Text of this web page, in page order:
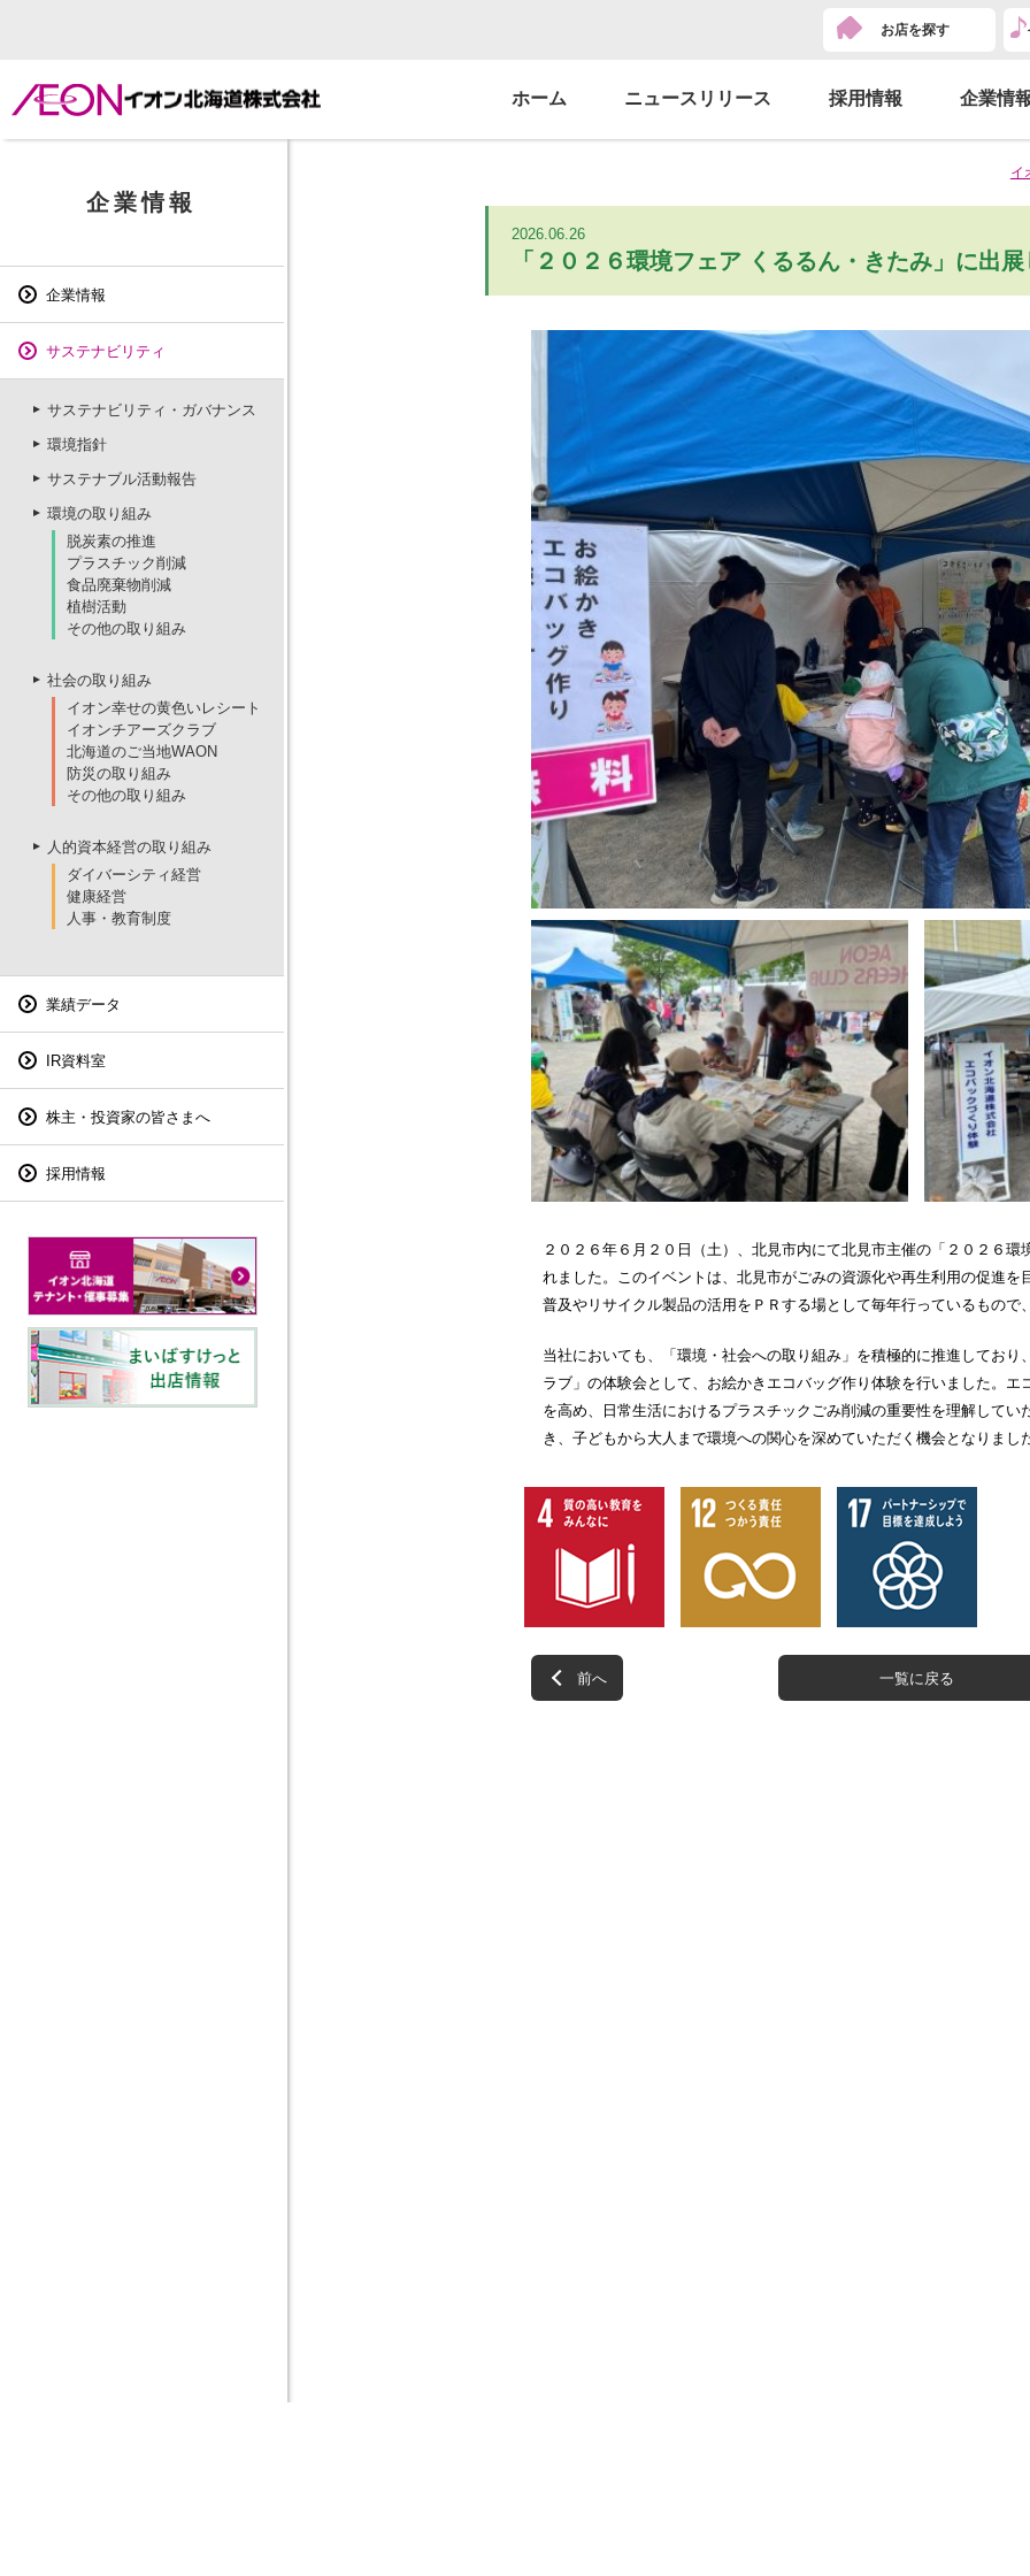
お店を探す
ホーム ニュースリリース 採用情報 企業情
イ
2026.06.26
「２０２６環境フェア くるるん・きたみ」に出
２０２６年６月２０日（土）、北見市内にて北見市主催の「２０２６
れました。このイベントは、北見市がごみの資源化や再生利用の促進を
普及やリサイクル製品の活用をＰＲする場として毎年行っているもので
当社においても、「環境・社会への取り組み」を積極的に推進してお
ラブ」の体験会として、お絵かきエコバッグ作り体験を行いました。
を高め、日常生活におけるプラスチックごみ削減の重要性を理解してい
き、子どもから大人まで環境への関心を深めていただく機会となりまし
前へ 一覧に戻る
企業情報
企業情報
サステナビリティ
サステナビリティ・ガバナンス
環境指針
サステナブル活動報告
環境の取り組み
脱炭素の推進
プラスチック削減
食品廃棄物削減
植樹活動
その他の取り組み
社会の取り組み
イオン幸せの黄色いレシート
イオンチアーズクラブ
北海道のご当地WAON
防災の取り組み
その他の取り組み
人的資本経営の取り組み
ダイバーシティ経営
健康経営
人事・教育制度
業績データ
IR資料室
株主・投資家の皆さまへ
採用情報